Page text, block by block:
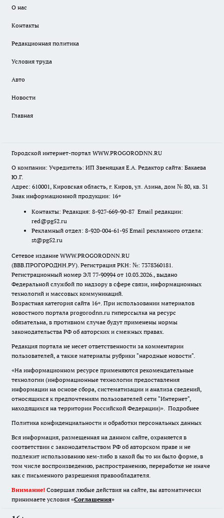
О нас
Контакты
Редакционная политика
Условия труда
Авто
Новости
Главная
Городской интернет-портал WWW.PROGORODNN.RU
О компании: Учредитель: ИП Звеняцкая Е.А. Редактор сайта: Бакаева
Ю.Г.
Адрес: 610001, Кировская область, г. Киров, ул. Азина, дом № 80, кв. 31
Знак информационной продукции: 16+
Контакты: Редакция: 8-927-669-90-87 Email редакции:
red@pg52.ru
Рекламный отдел: 8-920-004-61-95 Email рекламного отдела:
st@pg52.ru
Сетевое издание WWW.PROGORODNN.RU
(ВВВ.ПРОГОРОДНН.РУ). Регистрация РКН: №: 7378360181.
Регистрационный номер ЭЛ 77-90994 от 10.03.2026., выдано
Федеральной службой по надзору в сфере связи, информационных
технологий и массовых коммуникаций.
Возрастная категория сайта 16+. При использовании материалов
новостного портала progorodnn.ru гиперссылка на ресурс
обязательна, в противном случае будут применены нормы
законодательства РФ об авторских и смежных правах.
Редакция портала не несет ответственности за комментарии
пользователей, а также материалы рубрики "народные новости".
«На информационном ресурсе применяются рекомендательные
технологии (информационные технологии предоставления
информации на основе сбора, систематизации и анализа сведений,
относящихся к предпочтениям пользователей сети "Интернет",
находящихся на территории Российской Федерации)». Подробнее
Политика конфиденциальности и обработки персональных данных
Вся информация, размещенная на данном сайте, охраняется в
соответствии с законодательством РФ об авторском праве и не
подлежит использованию кем-либо в какой бы то ни было форме, в
том числе воспроизведению, распространению, переработке не иначе
как с письменного разрешения правообладателя.
Внимание! Совершая любые действия на сайте, вы автоматически
принимаете условия «Cоглашения»